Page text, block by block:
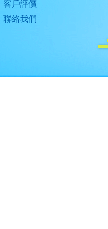
客戶評價
聯絡我們